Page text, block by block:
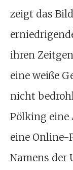
zeigt das
ihren
eine weiße
nicht
Pölking
eine Online-
Namens der